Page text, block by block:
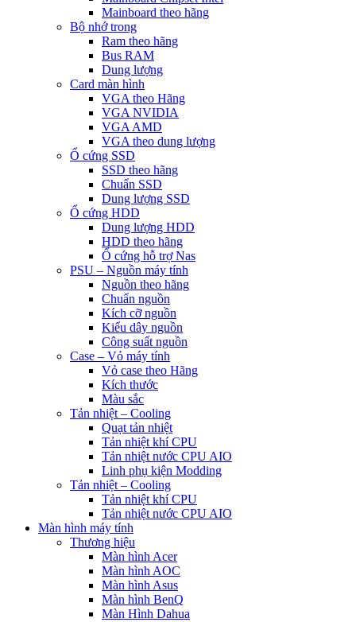
Mainboard theo hãng
Bộ nhớ trong
Ram theo hãng
Bus RAM
Dung lượng
Card màn hình
VGA theo Hãng
VGA NVIDIA
VGA AMD
VGA theo dung lượng
Ổ cứng SSD
SSD theo hãng
Chuẩn SSD
Dung lượng SSD
Ổ cứng HDD
Dung lượng HDD
HDD theo hãng
Ổ cứng hỗ trợ Nas
PSU – Nguồn máy tính
Nguồn theo hãng
Chuẩn nguồn
Kích cỡ nguồn
Kiểu dây nguồn
Công suất nguồn
Case – Vỏ máy tính
Vỏ case theo Hãng
Kích thước
Màu sắc
Tản nhiệt – Cooling
Quạt tản nhiệt
Tản nhiệt khí CPU
Tản nhiệt nước CPU AIO
Linh phụ kiện Modding
Tản nhiệt – Cooling
Tản nhiệt khí CPU
Tản nhiệt nước CPU AIO
Màn hình máy tính
Thương hiệu
Màn hình Acer
Màn hình AOC
Màn hình Asus
Màn hình BenQ
Màn Hình Dahua